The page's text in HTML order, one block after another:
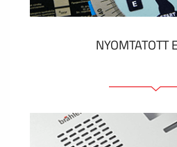
NYOMTATOTT
Fóliabillentyűzet,